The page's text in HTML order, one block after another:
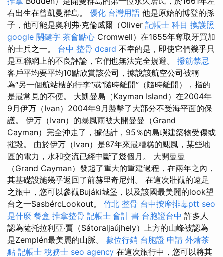
右出生在曾凱曼群島。 優化 台灣用語 他是原始的博登的孫
子，他可能是奧利弗·克倫威爾（Oliver 記帳士 科目 換護照
google 關鍵字 茶會點心 Cromwell）在1655年奪取牙買加
的士兵之一。 台中 整骨 dcard 不幸的是，即使它們幾乎只
是互聯網上的不良評論，它們也無法完全規避。 撥筋禁忌
客戶平均要平均10點欣賞該公司，據說該航空公司被稱
為“另一個航站樓的行李”或“隨時離開”（隨時離開），指的
是最常見的不便。 大凱曼島（Kayman Island）在2004年
9月伊万（Ivan）2004年9月襲擊了大部分不受海平面的保
護。 伊万（Ivan）的暴風雨被大開曼曼（Grand
Cayman）完全沖走了，據估計，95％的島嶼建築物受傷或
摧毀。 由於伊万（Ivan）是87年來最糟糕的颶風，某些地
區的電力，水和交流已經中斷了幾個月。 大開曼曼
（Grand Cayman）發起了重大的重建過程，在兩年之內，
其基礎設施幾乎返回了前赫里奇尼州。 在這次壯觀的遠足
之旅中，您可以參觀Bujáki城堡，以及該國最美麗的look望
台之一SasbércLookout。 竹北 整骨 台中按摩排毒ptt seo
是什麼 餐盒 推拿整骨 記帳士 會計 書 台胞證台中 許多人
認為薩托拉利亞·賈（Sátoraljaújhely）上方的山峰被認為
是Zemplén最美麗的山脈。 數位行銷 台胞證 申請 外燴茶
點 記帳士 稅務士 seo agency 在這次旅行中，您可以將其